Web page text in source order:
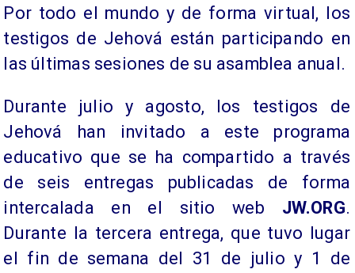
Por todo el mundo y de forma virtual, los
testigos de Jehová están participando en
las últimas sesiones de su asamblea anual.
Durante julio y agosto, los testigos de
Jehová han invitado a este programa
educativo que se ha compartido a través
de seis entregas publicadas de forma
intercalada en el sitio web JW.ORG.
Durante la tercera entrega, que tuvo lugar
el fin de semana del 31 de julio y 1 de